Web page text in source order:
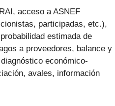
acceso a ASNEF
participadas, etc.),
estimada de
a proveedores, balance y
económico-
avales, información